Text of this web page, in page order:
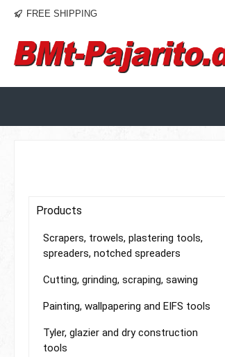
to main content
Skip to search
Skip to main navigation
FREE SHIPPING
Products
Scrapers, trowels, plastering tools,
spreaders, notched spreaders
Cutting, grinding, scraping, sawing
Painting, wallpapering and EIFS tools
Tyler, glazier and dry construction
tools